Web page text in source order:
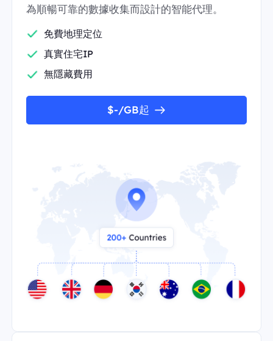
為順暢可靠的數據收集而設計的智能代理。
免費地理定位
真實住宅IP
無隱藏費用
$-/GB起